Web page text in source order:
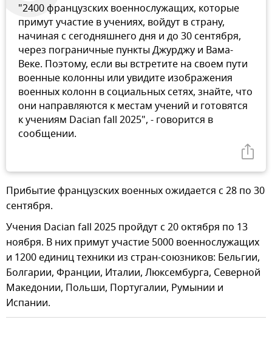
"2400 французских военнослужащих, которые
примут участие в учениях, войдут в страну,
начиная с сегодняшнего дня и до 30 сентября,
через пограничные пункты Джурджу и Вама-
Веке. Поэтому, если вы встретите на своем пути
военные колонны или увидите изображения
военных колонн в социальных сетях, знайте, что
они направляются к местам учений и готовятся
к учениям Dacian fall 2025", - говорится в
сообщении.
Прибытие французских военных ожидается с 28 по 30
сентября.
Учения Dacian fall 2025 пройдут с 20 октября по 13
ноября. В них примут участие 5000 военнослужащих
и 1200 единиц техники из стран-союзников: Бельгии,
Болгарии, Франции, Италии, Люксембурга, Северной
Македонии, Польши, Португалии, Румынии и
Испании.